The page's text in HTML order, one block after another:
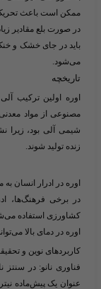
ممکن است باعث
در صورت بلع مقادیر
باید در جای خشک و
می‌شود.
تاریخچه
اوره اولین ترکیب آلی بود
مصنوعی از مواد
شیمی آلی بود، زیرا
زنده تولید شوند.
اوره در ادرار انسان به مقدار
در برخی فرهنگ‌ها،
کشاورزی استفاده
اوره در دمای بالا
کاربردهای نوین و
فناوری نانو: در سنتز
عنوان یک پیش‌ماده